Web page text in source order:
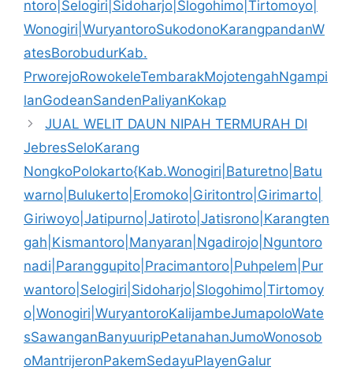
ntoro|Selogiri|Sidoharjo|Slogohimo|Tirtomoyo|
Wonogiri|WuryantoroSukodonoKarangpandanW
atesBorobudurKab.
PrworejoRowokeleTembarakMojotengahNgampi
lanGodeanSandenPaliyanKokap
JUAL WELIT DAUN NIPAH TERMURAH DI
JebresSeloKarang
NongkoPolokarto{Kab.Wonogiri|Baturetno|Batu
warno|Bulukerto|Eromoko|Giritontro|Girimarto|
Giriwoyo|Jatipurno|Jatiroto|Jatisrono|Karangten
gah|Kismantoro|Manyaran|Ngadirojo|Nguntoro
nadi|Paranggupito|Pracimantoro|Puhpelem|Pur
wantoro|Selogiri|Sidoharjo|Slogohimo|Tirtomoy
o|Wonogiri|WuryantoroKalijambeJumapoloWate
sSawanganBanyuuripPetanahanJumoWonosob
oMantrijeronPakemSedayuPlayenGalur